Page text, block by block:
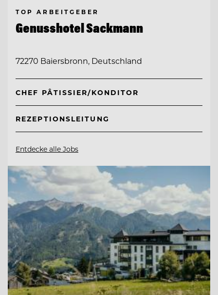
TOP ARBEITGEBER
Genusshotel Sackmann
72270 Baiersbronn, Deutschland
CHEF PÂTISSIER/KONDITOR
REZEPTIONSLEITUNG
Entdecke alle Jobs